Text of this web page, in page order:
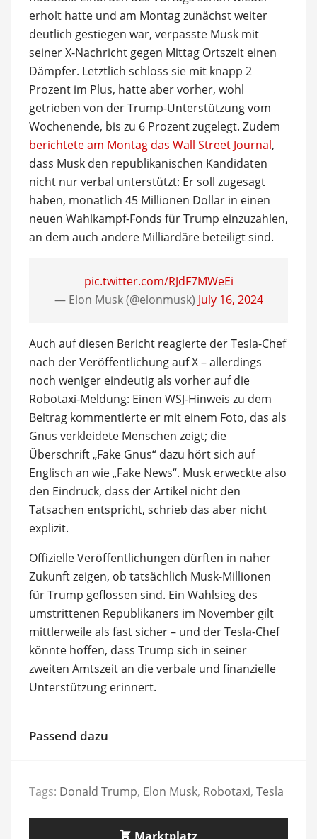
erholt hatte und am Montag zunächst weiter
deutlich gestiegen war, verpasste Musk mit
seiner X-Nachricht gegen Mittag Ortszeit einen
Dämpfer. Letztlich schloss sie mit knapp 2
Prozent im Plus, hatte aber vorher, wohl
getrieben von der Trump-Unterstützung vom
Wochenende, bis zu 6 Prozent zugelegt. Zudem
berichtete am Montag das Wall Street Journal,
dass Musk den republikanischen Kandidaten
nicht nur verbal unterstützt: Er soll zugesagt
haben, monatlich 45 Millionen Dollar in einen
neuen Wahlkampf-Fonds für Trump einzuzahlen,
an dem auch andere Milliardäre beteiligt sind.
pic.twitter.com/RJdF7MWeEi
— Elon Musk (@elonmusk) July 16, 2024
Auch auf diesen Bericht reagierte der Tesla-Chef
nach der Veröffentlichung auf X – allerdings
noch weniger eindeutig als vorher auf die
Robotaxi-Meldung: Einen WSJ-Hinweis zu dem
Beitrag kommentierte er mit einem Foto, das als
Gnus verkleidete Menschen zeigt; die
Überschrift „Fake Gnus“ dazu hört sich auf
Englisch an wie „Fake News“. Musk erweckte also
den Eindruck, dass der Artikel nicht den
Tatsachen entspricht, schrieb das aber nicht
explizit.
Offizielle Veröffentlichungen dürften in naher
Zukunft zeigen, ob tatsächlich Musk-Millionen
für Trump geflossen sind. Ein Wahlsieg des
umstrittenen Republikaners im November gilt
mittlerweile als fast sicher – und der Tesla-Chef
könnte hoffen, dass Trump sich in seiner
zweiten Amtszeit an die verbale und finanzielle
Unterstützung erinnert.
Passend dazu
Tags: Donald Trump, Elon Musk, Robotaxi, Tesla